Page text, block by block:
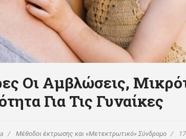
Οι Αμβλώσεις,
Για Τις Γυναίκες
Μέθοδοι έκτρωσης και «Μετεκτρωτικό» Σύνδρομο